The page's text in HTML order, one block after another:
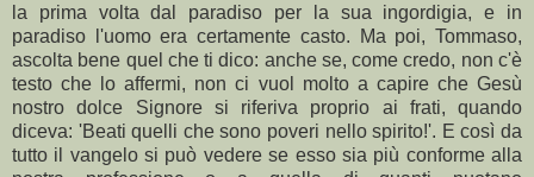
la prima volta dal paradiso per la sua ingordigia, e in
paradiso l'uomo era certamente casto. Ma poi, Tommaso,
ascolta bene quel che ti dico: anche se, come credo, non c'è
testo che lo affermi, non ci vuol molto a capire che Gesù
nostro dolce Signore si riferiva proprio ai frati, quando
diceva: 'Beati quelli che sono poveri nello spirito!'. E così da
tutto il vangelo si può vedere se esso sia più conforme alla